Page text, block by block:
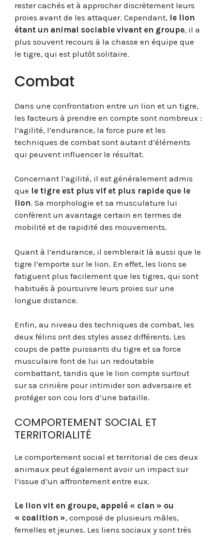
rester cachés et à approcher discrètement leurs
proies avant de les attaquer. Cependant, le lion
étant un animal sociable vivant en groupe, il a
plus souvent recours à la chasse en équipe que
le tigre, qui est plutôt solitaire.
Combat
Dans une confrontation entre un lion et un tigre,
les facteurs à prendre en compte sont nombreux :
l’agilité, l’endurance, la force pure et les
techniques de combat sont autant d’éléments
qui peuvent influencer le résultat.
Concernant l’agilité, il est généralement admis
que le tigre est plus vif et plus rapide que le
lion. Sa morphologie et sa musculature lui
confèrent un avantage certain en termes de
mobilité et de rapidité des mouvements.
Quant à l’endurance, il semblerait là aussi que le
tigre l’emporte sur le lion. En effet, les lions se
fatiguent plus facilement que les tigres, qui sont
habitués à poursuivre leurs proies sur une
longue distance.
Enfin, au niveau des techniques de combat, les
deux félins ont des styles assez différents. Les
coups de patte puissants du tigre et sa force
musculaire font de lui un redoutable
combattant, tandis que le lion compte surtout
sur sa crinière pour intimider son adversaire et
protéger son cou lors d’une bataille.
COMPORTEMENT SOCIAL ET
TERRITORIALITÉ
Le comportement social et territorial de ces deux
animaux peut également avoir un impact sur
l’issue d’un affrontement entre eux.
Le lion vit en groupe, appelé « clan » ou
« coalition », composé de plusieurs mâles,
femelles et jeunes. Les liens sociaux y sont très